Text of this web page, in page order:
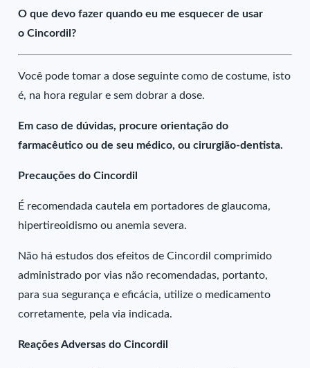
O que devo fazer quando eu me esquecer de usar
o Cincordil?
Você pode tomar a dose seguinte como de costume, isto
é, na hora regular e sem dobrar a dose.
Em caso de dúvidas, procure orientação do
farmacêutico ou de seu médico, ou cirurgião-dentista.
Precauções do Cincordil
É recomendada cautela em portadores de glaucoma,
hipertireoidismo ou anemia severa.
Não há estudos dos efeitos de Cincordil comprimido
administrado por vias não recomendadas, portanto,
para sua segurança e eficácia, utilize o medicamento
corretamente, pela via indicada.
Reações Adversas do Cincordil